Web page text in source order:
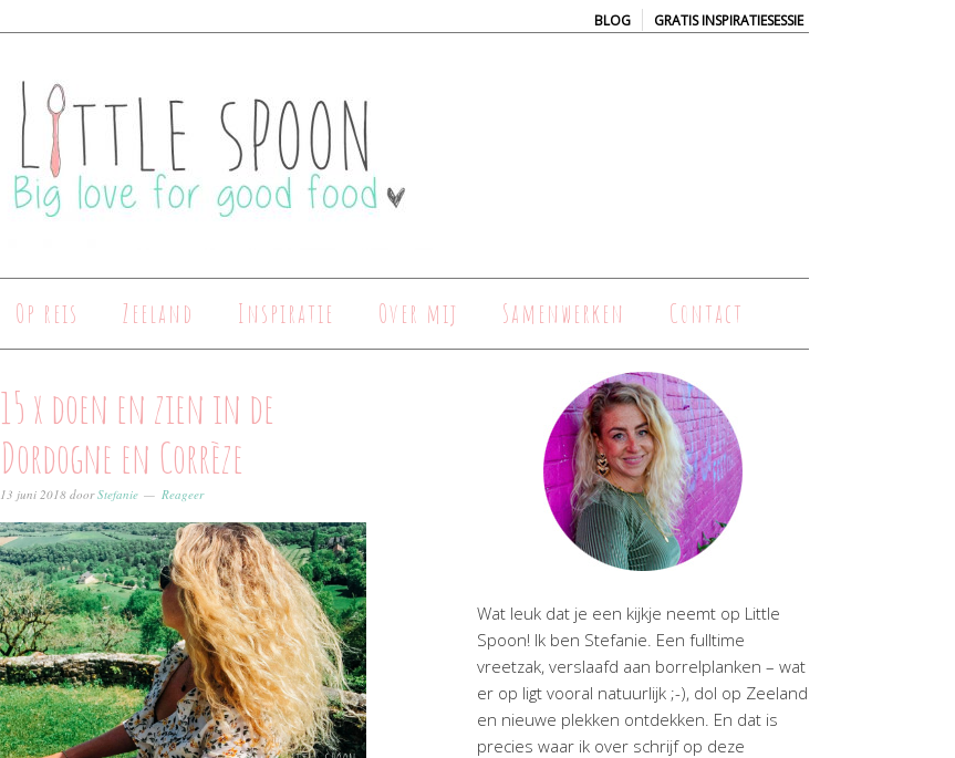
BLOG | GRATIS INSPIRATIESESSIE
Op reis Zeeland Inspiratie Over mij Samenwerken Contact
15 x doen en zien in de
Dordogne en Corrèze
13 juni 2018doorStefanie Reageer
Wat leuk dat je een kijkje neemt op Little
Spoon! Ik ben Stefanie. Een fulltime
vreetzak, verslaafd aan borrelplanken – wat
er op ligt vooral natuurlijk ;-), dol op Zeeland
en nieuwe plekken ontdekken. En dat is
precies waar ik over schrijf op deze